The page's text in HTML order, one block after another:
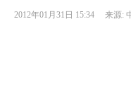
2012年01月31日 15:34 来源: